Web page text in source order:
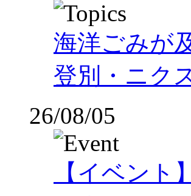
海洋ごみ
登別・ニク
26/08/05
【イベン